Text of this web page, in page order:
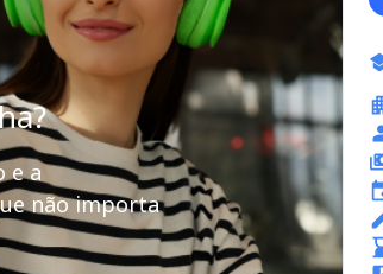
e a
não importa